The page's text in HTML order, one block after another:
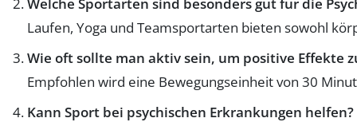
Laufen, Yoga und Teamsportarten bieten sowohl
Wie oft sollte man aktiv sein, um positive Effekte
Empfohlen wird eine Bewegungseinheit von 30
Kann Sport bei psychischen Erkrankungen helfen?